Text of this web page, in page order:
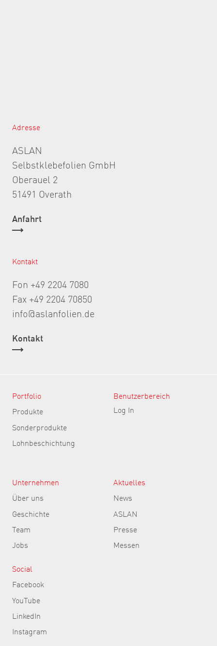
Adresse
ASLAN
Selbstklebefolien GmbH
Oberauel 2
51491 Overath
Anfahrt
Kontakt
Fon +49 2204 7080
Fax +49 2204 70850
info@aslanfolien.de
Kontakt
Portfolio
Produkte
Sonderprodukte
Lohnbeschichtung
Benutzerbereich
Log In
Unternehmen
Über uns
Geschichte
Team
Jobs
Aktuelles
News
ASLAN
Presse
Messen
Social
Facebook
YouTube
LinkedIn
Instagram